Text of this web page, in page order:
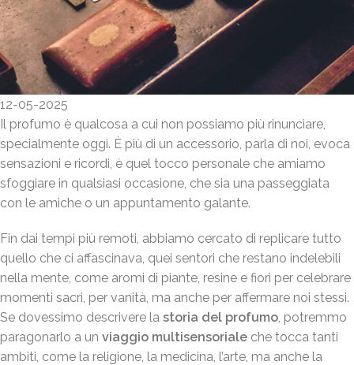
12-05-2025
Il profumo è qualcosa a cui non possiamo più rinunciare,
specialmente oggi. È più di un accessorio, parla di noi, evoca
sensazioni e ricordi, è quel tocco personale che amiamo
sfoggiare in qualsiasi occasione, che sia una passeggiata
con le amiche o un appuntamento galante.
Fin dai tempi più remoti, abbiamo cercato di replicare tutto
quello che ci affascinava, quei sentori che restano indelebili
nella mente, come aromi di piante, resine e fiori per celebrare
momenti sacri, per vanità, ma anche per affermare noi stessi.
Se dovessimo descrivere la storia del profumo , potremmo
paragonarlo a un viaggio multisensoriale che tocca tanti
ambiti, come la religione, la medicina, l’arte, ma anche la